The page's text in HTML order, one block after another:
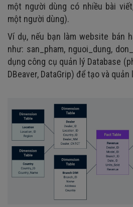
một người dùng có nhiều bài
một người dùng).
Ví dụ, nếu bạn làm website bán
như: san_pham, nguoi_dung,
dụng công cụ quản lý Database
DBeaver, DataGrip) để tạo và